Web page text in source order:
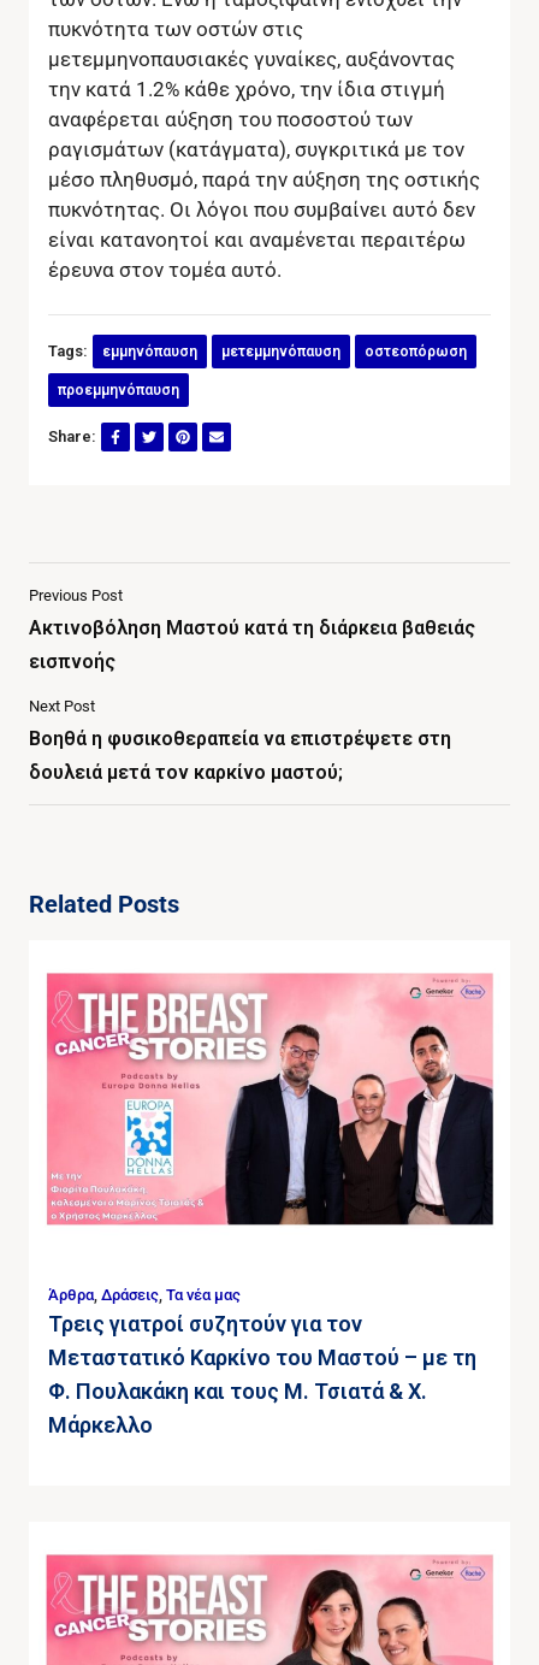
πυκνότητα των οστών στις
μετεμμηνοπαυσιακές γυναίκες, αυξάνοντας
την κατά 1.2% κάθε χρόνο, την ίδια στιγμή
αναφέρεται αύξηση του ποσοστού των
ραγισμάτων (κατάγματα), συγκριτικά με τον
μέσο πληθυσμό, παρά την αύξηση της οστικής
πυκνότητας. Οι λόγοι που συμβαίνει αυτό δεν
είναι κατανοητοί και αναμένεται περαιτέρω
έρευνα στον τομέα αυτό.
Tags: εμμηνόπαυση μετεμμηνόπαυση οστεοπόρωση
προεμμηνόπαυση
Share:
Previous Post
Ακτινοβόληση Μαστού κατά τη διάρκεια βαθειάς
εισπνοής
Next Post
Βοηθά η φυσικοθεραπεία να επιστρέψετε στη
δουλειά μετά τον καρκίνο μαστού;
Related Posts
Άρθρα Δράσεις Τα νέα μας
Τρεις γιατροί συζητούν για τον
Μεταστατικό Καρκίνο του Μαστού – με τη
Φ. Πουλακάκη και τους Μ. Τσιατά & Χ.
Μάρκελλο